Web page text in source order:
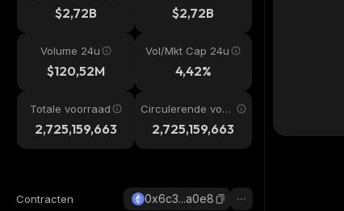
$2,72B $2,72B
Volume 24u
$120,52M
Vol/Mkt Cap 24u
4,42%
Totale voorraad
2,725,159,663
Circulerende voor
raad
2,725,159,663
Contracten 0x6c3...a0e8